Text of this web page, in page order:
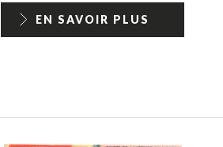
EN SAVOIR PLUS